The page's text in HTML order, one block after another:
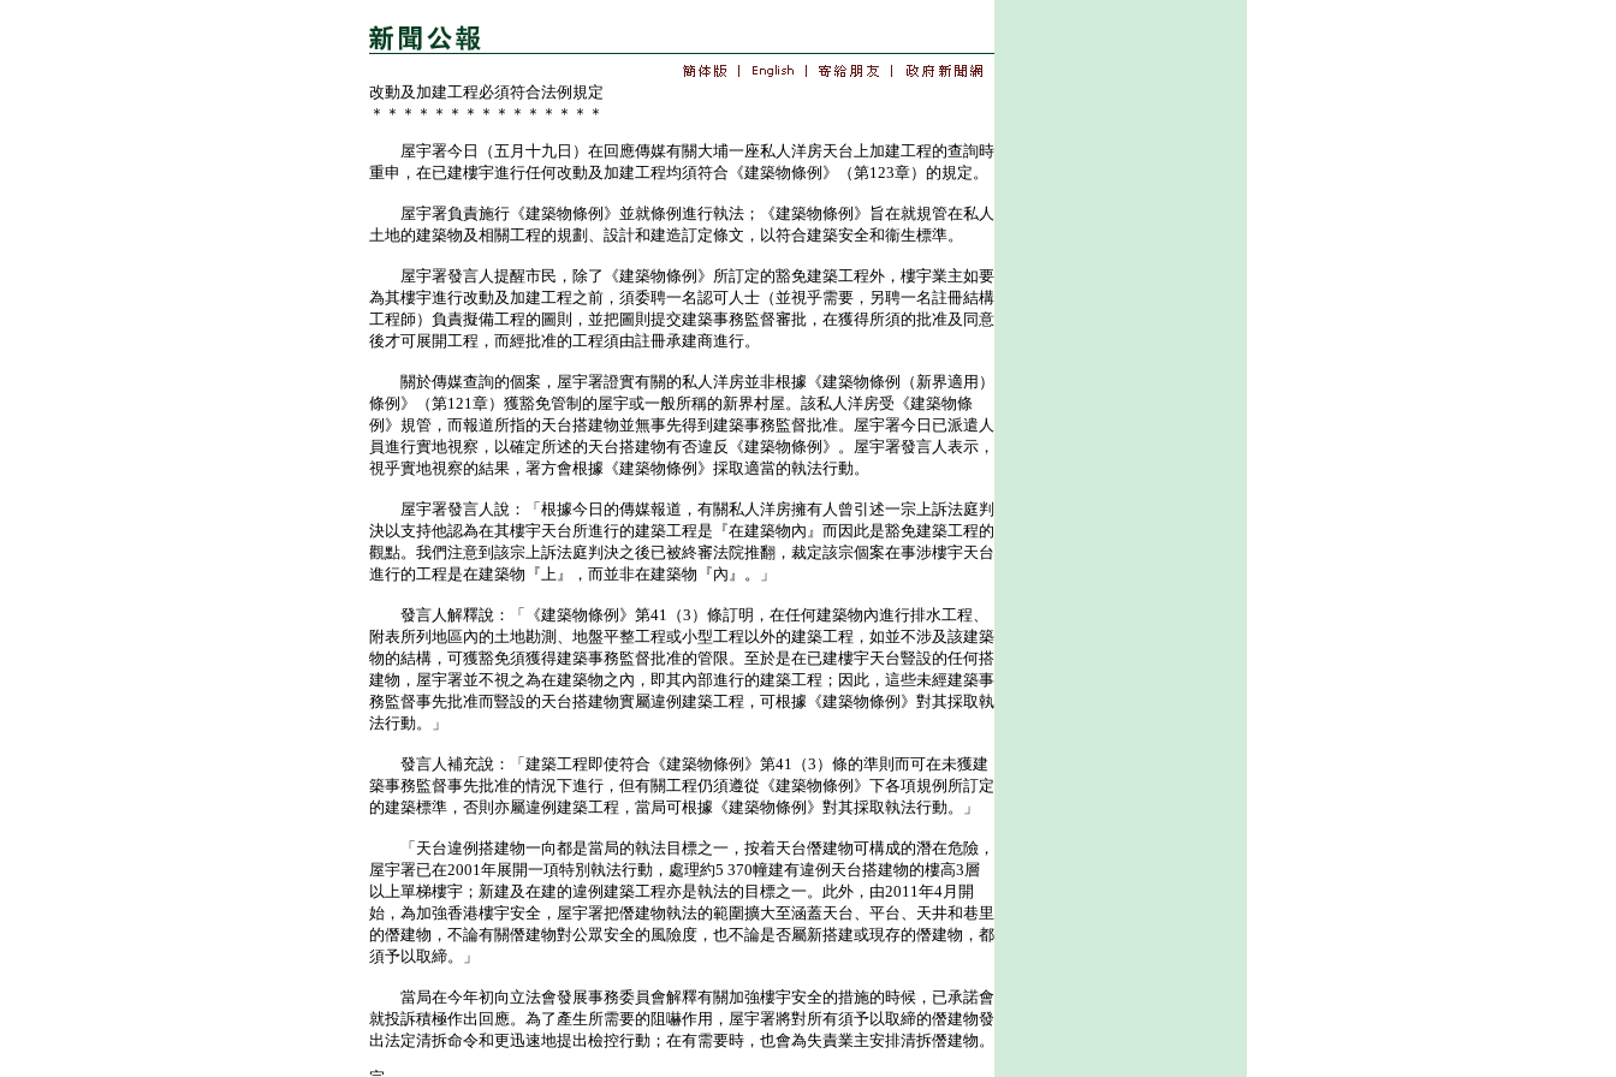
改動及加建工程必須符合法例規定
＊＊＊＊＊＊＊＊＊＊＊＊＊＊＊
屋宇署今日（五月十九日）在回應傳媒有關大埔一座私人洋房天台上加建工程的查詢時
重申，在已建樓宇進行任何改動及加建工程均須符合《建築物條例》（第123章）的規定。
屋宇署負責施行《建築物條例》並就條例進行執法；《建築物條例》旨在就規管在私人
土地的建築物及相關工程的規劃、設計和建造訂定條文，以符合建築安全和衞生標準。
屋宇署發言人提醒市民，除了《建築物條例》所訂定的豁免建築工程外，樓宇業主如要
為其樓宇進行改動及加建工程之前，須委聘一名認可人士（並視乎需要，另聘一名註冊結構
工程師）負責擬備工程的圖則，並把圖則提交建築事務監督審批，在獲得所須的批准及同意
後才可展開工程，而經批准的工程須由註冊承建商進行。
關於傳媒查詢的個案，屋宇署證實有關的私人洋房並非根據《建築物條例（新界適用）
條例》（第121章）獲豁免管制的屋宇或一般所稱的新界村屋。該私人洋房受《建築物條
例》規管，而報道所指的天台搭建物並無事先得到建築事務監督批准。屋宇署今日已派遣人
員進行實地視察，以確定所述的天台搭建物有否違反《建築物條例》。屋宇署發言人表示，
視乎實地視察的結果，署方會根據《建築物條例》採取適當的執法行動。
屋宇署發言人說：「根據今日的傳媒報道，有關私人洋房擁有人曾引述一宗上訴法庭判
決以支持他認為在其樓宇天台所進行的建築工程是『在建築物內』而因此是豁免建築工程的
觀點。我們注意到該宗上訴法庭判決之後已被終審法院推翻，裁定該宗個案在事涉樓宇天台
進行的工程是在建築物『上』，而並非在建築物『內』。」
發言人解釋說：「《建築物條例》第41（3）條訂明，在任何建築物內進行排水工程、
附表所列地區內的土地勘測、地盤平整工程或小型工程以外的建築工程，如並不涉及該建築
物的結構，可獲豁免須獲得建築事務監督批准的管限。至於是在已建樓宇天台豎設的任何搭
建物，屋宇署並不視之為在建築物之內，即其內部進行的建築工程；因此，這些未經建築事
務監督事先批准而豎設的天台搭建物實屬違例建築工程，可根據《建築物條例》對其採取執
法行動。」
發言人補充說：「建築工程即使符合《建築物條例》第41（3）條的準則而可在未獲建
築事務監督事先批准的情況下進行，但有關工程仍須遵從《建築物條例》下各項規例所訂定
的建築標準，否則亦屬違例建築工程，當局可根據《建築物條例》對其採取執法行動。」
「天台違例搭建物一向都是當局的執法目標之一，按着天台僭建物可構成的潛在危險，
屋宇署已在2001年展開一項特別執法行動，處理約5 370幢建有違例天台搭建物的樓高3層
以上單梯樓宇；新建及在建的違例建築工程亦是執法的目標之一。此外，由2011年4月開
始，為加強香港樓宇安全，屋宇署把僭建物執法的範圍擴大至涵蓋天台、平台、天井和巷里
的僭建物，不論有關僭建物對公眾安全的風險度，也不論是否屬新搭建或現存的僭建物，都
須予以取締。」
當局在今年初向立法會發展事務委員會解釋有關加強樓宇安全的措施的時候，已承諾會
就投訴積極作出回應。為了產生所需要的阻嚇作用，屋宇署將對所有須予以取締的僭建物發
出法定清拆命令和更迅速地提出檢控行動；在有需要時，也會為失責業主安排清拆僭建物。